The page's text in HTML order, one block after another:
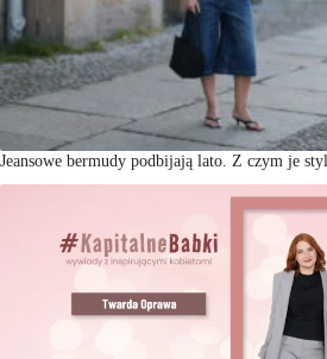
Jeansowe bermudy podbijają lato. Z czym je